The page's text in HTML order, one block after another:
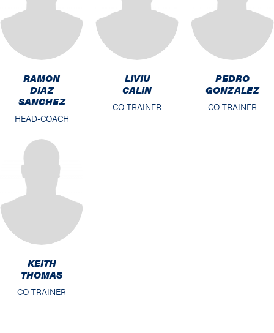
RAMON
DIAZ
SANCHEZ
HEAD-COACH
LIVIU
CALIN
CO-TRAINER
PEDRO
GONZALEZ
CO-TRAINER
KEITH
THOMAS
CO-TRAINER